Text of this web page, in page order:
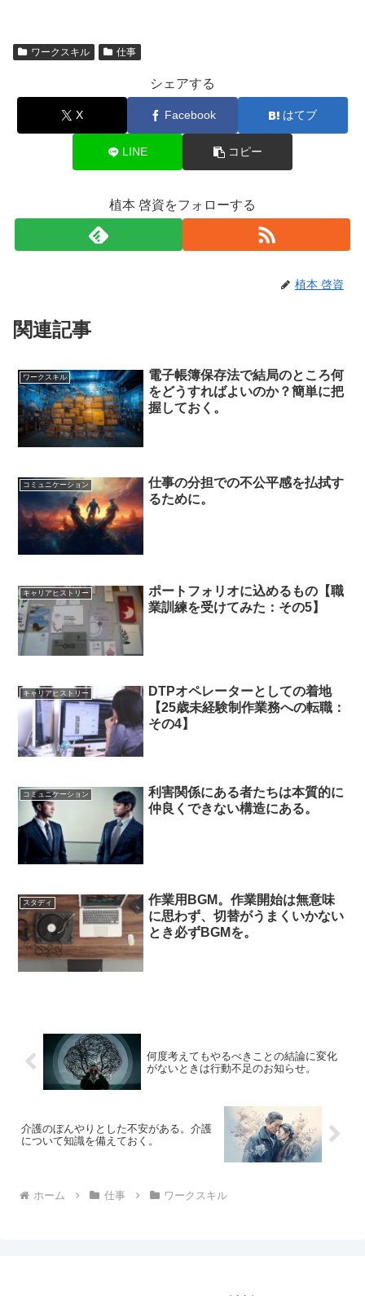
ワークスキル 仕事
シェアする
X Facebook はてブ
LINE コピー
植本 啓資をフォローする
植本 啓資
関連記事
ワークスキル
電子帳簿保存法で結局のところ何
をどうすればよいのか？簡単に把
握しておく。
コミュニケーション
仕事の分担での不公平感を払拭す
るために。
キャリアヒストリー
ポートフォリオに込めるもの【職
業訓練を受けてみた：その5】
キャリアヒストリー
DTPオペレーターとしての着地
【25歳未経験制作業務への転職：
その4】
コミュニケーション
利害関係にある者たちは本質的に
仲良くできない構造にある。
スタディ
作業用BGM。作業開始は無意味
に思わず、切替がうまくいかない
とき必ずBGMを。
何度考えてもやるべきことの結論に変化
がないときは行動不足のお知らせ。
介護のぼんやりとした不安がある。介護
について知識を備えておく。
ホーム 仕事 ワークスキル